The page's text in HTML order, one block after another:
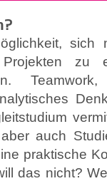
sich
Projekten zu
auch
praktische
das nicht?